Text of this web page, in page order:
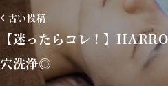
古い投稿
【迷ったらコレ！】
穴洗浄◎